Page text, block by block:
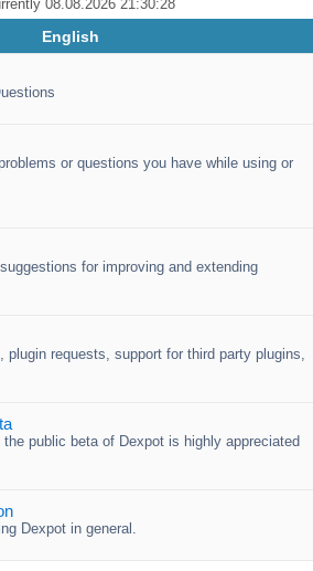
rc
h
08.08.2026 21:30:28
English
or questions you have while using or
for improving and extending
plugin requests, support for third party plugins,
the public beta of Dexpot is highly appreciated
Dexpot in general.